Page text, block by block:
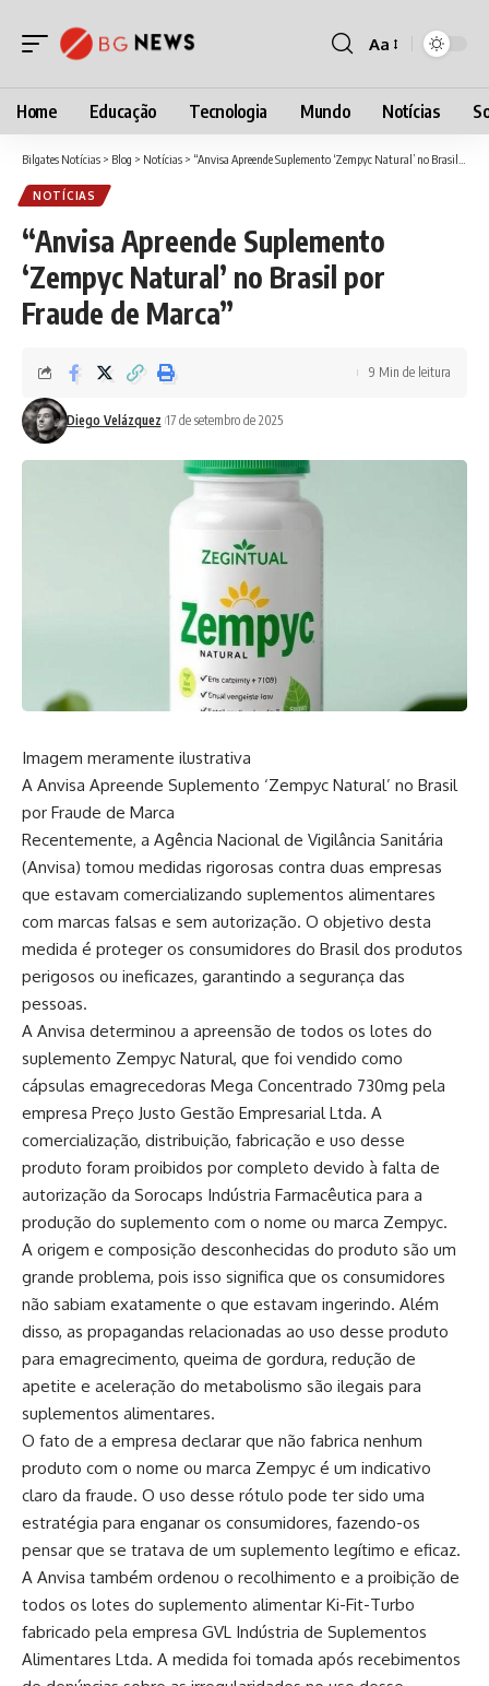
Font
Aa
Home Educação Tecnologia Mundo Notícias
Bilgates Notícias > Blog > Notícias > “Anvisa Apreende Suplemento ‘Zempyc Natural’ no Brasil por Fraude de Marca”
NOTÍCIAS
“Anvisa Apreende Suplemento
‘Zempyc Natural’ no Brasil por
Fraude de Marca”
Diego Velázquez 17 de setembro de 2025
9 Min de leitura
Imagem meramente ilustrativa
A Anvisa Apreende Suplemento ‘Zempyc Natural’ no Brasil
por Fraude de Marca
Recentemente, a Agência Nacional de Vigilância Sanitária
(Anvisa) tomou medidas rigorosas contra duas empresas
que estavam comercializando suplementos alimentares
com marcas falsas e sem autorização. O objetivo desta
medida é proteger os consumidores do Brasil dos produtos
perigosos ou ineficazes, garantindo a segurança das
pessoas.
A Anvisa determinou a apreensão de todos os lotes do
suplemento Zempyc Natural, que foi vendido como
cápsulas emagrecedoras Mega Concentrado 730mg pela
empresa Preço Justo Gestão Empresarial Ltda. A
comercialização, distribuição, fabricação e uso desse
produto foram proibidos por completo devido à falta de
autorização da Sorocaps Indústria Farmacêutica para a
produção do suplemento com o nome ou marca Zempyc.
A origem e composição desconhecidas do produto são um
grande problema, pois isso significa que os consumidores
não sabiam exatamente o que estavam ingerindo. Além
disso, as propagandas relacionadas ao uso desse produto
para emagrecimento, queima de gordura, redução de
apetite e aceleração do metabolismo são ilegais para
suplementos alimentares.
O fato de a empresa declarar que não fabrica nenhum
produto com o nome ou marca Zempyc é um indicativo
claro da fraude. O uso desse rótulo pode ter sido uma
estratégia para enganar os consumidores, fazendo-os
pensar que se tratava de um suplemento legítimo e eficaz.
A Anvisa também ordenou o recolhimento e a proibição de
todos os lotes do suplemento alimentar Ki-Fit-Turbo
fabricado pela empresa GVL Indústria de Suplementos
Alimentares Ltda. A medida foi tomada após recebimentos